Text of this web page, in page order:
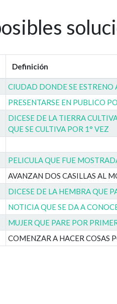
Definición
CIUDAD DONDE SE ESTRENO
PRESENTARSE EN PUBLICO
DICESE DE LA TIERRA
QUE SE CULTIVA POR 1° VEZ
PELICULA QUE FUE
AVANZAN DOS CASILLAS AL
DICESE DE LA HEMBRA QUE
NOTICIA QUE SE DA A
MUJER QUE PARE POR
COMENZAR A HACER COSAS